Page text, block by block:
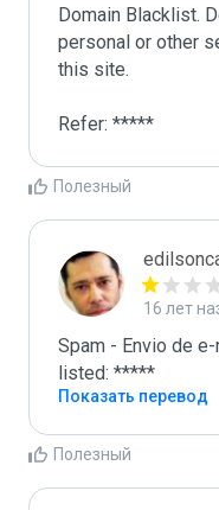
Domain Blacklist.
personal or other
this site.
Refer: *****
Полезный
16 лет
Spam - Envio de
listed: *****
Показать перевод
Полезный